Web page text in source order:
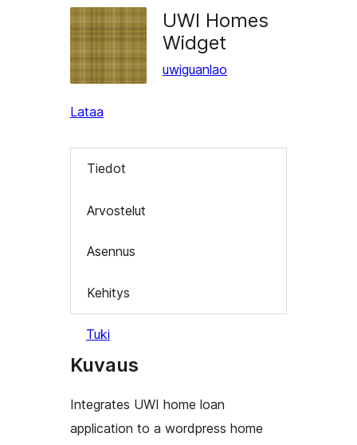
UWI Homes
Widget
uwiguanlao
Lataa
Tiedot
Arvostelut
Asennus
Kehitys
Tuki
Kuvaus
Integrates UWI home loan
application to a wordpress home